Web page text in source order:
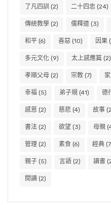
了凡四訓 (2) 二十四忠 (24)
傳統教學 (2) 儒釋道 (3)
和平 (6) 善惡 (10) 因果
多元文化 (9) 太上感應篇 (2)
孝順父母 (2) 宗教 (7)
幸福 (5) 弟子規 (41) 德
感恩 (2) 慈悲 (4) 故事
書法 (2) 欲望 (3) 母親
管理 (2) 素食 (6) 經典
親子 (5) 言語 (2) 讀書
閱讀 (2)